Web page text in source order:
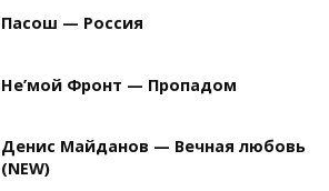
Пасош — Россия
Не’мой Фронт — Пропадом
Денис Майданов — Вечная любовь
(NEW)